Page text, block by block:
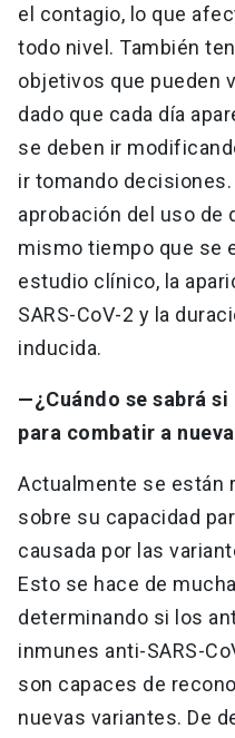
el contagio, lo que
todo nivel. También
objetivos que pueden
dado que cada día
se deben ir
ir tomando
aprobación del uso de
mismo tiempo que se
estudio clínico, la
SARS-CoV-2 y la
inducida.
—¿Cuándo se sabrá
para combatir a
Actualmente se están
sobre su capacidad
causada por las
Esto se hace de
determinando si los
inmunes anti-SARS-
son capaces de
nuevas variantes. De